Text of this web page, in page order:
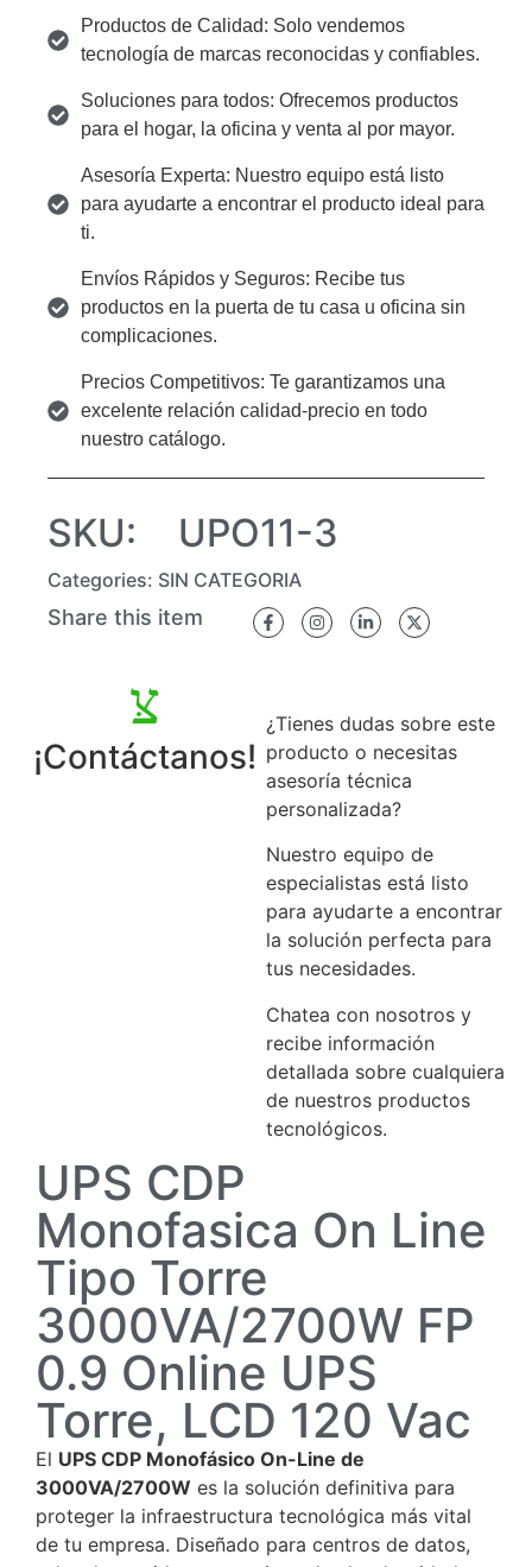
¡Contáctanos!
¿Tienes dudas sobre este
producto o necesitas
asesoría técnica
personalizada?
Nuestro equipo de
especialistas está listo
para ayudarte a encontrar
la solución perfecta para
tus necesidades.
Chatea con nosotros y
recibe información
detallada sobre cualquiera
de nuestros productos
tecnológicos.
UPS CDP
Monofasica On Line
Tipo Torre
3000VA/2700W FP
0.9 Online UPS
Torre, LCD 120 Vac
El UPS CDP Monofásico On-Line de
3000VA/2700W es la solución definitiva para
proteger la infraestructura tecnológica más vital
de tu empresa. Diseñado para centros de datos,
Productos de Calidad: Solo vendemos
tecnología de marcas reconocidas y confiables.
Soluciones para todos: Ofrecemos productos
para el hogar, la oficina y venta al por mayor.
Asesoría Experta: Nuestro equipo está listo
para ayudarte a encontrar el producto ideal para
ti.
Envíos Rápidos y Seguros: Recibe tus
productos en la puerta de tu casa u oficina sin
complicaciones.
Precios Competitivos: Te garantizamos una
excelente relación calidad-precio en todo
nuestro catálogo.
SKU: UPO11-3
Categories: SIN CATEGORIA
Share this item